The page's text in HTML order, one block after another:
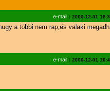
e-mail | 2006-12-01
a többi nem rap,és valaki
e-mail | 2006-12-01